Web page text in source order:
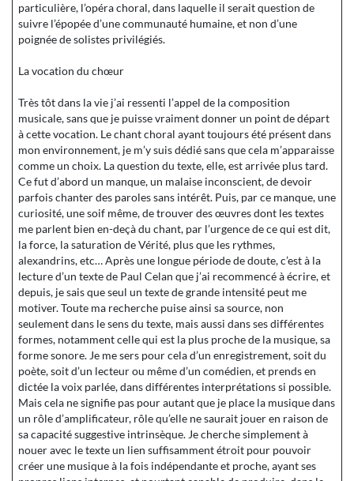
particulière, l’opéra choral, dans laquelle il serait question de
suivre l’épopée d’une communauté humaine, et non d’une
poignée de solistes privilégiés.
La vocation du chœur
Très tôt dans la vie j’ai ressenti l’appel de la composition
musicale, sans que je puisse vraiment donner un point de départ
à cette vocation. Le chant choral ayant toujours été présent dans
mon environnement, je m’y suis dédié sans que cela m’apparaisse
comme un choix. La question du texte, elle, est arrivée plus tard.
Ce fut d’abord un manque, un malaise inconscient, de devoir
parfois chanter des paroles sans intérêt. Puis, par ce manque, une
curiosité, une soif même, de trouver des œuvres dont les textes
me parlent bien en-deçà du chant, par l’urgence de ce qui est dit,
la force, la saturation de Vérité, plus que les rythmes,
alexandrins, etc… Après une longue période de doute, c’est à la
lecture d’un texte de Paul Celan que j’ai recommencé à écrire, et
depuis, je sais que seul un texte de grande intensité peut me
motiver. Toute ma recherche puise ainsi sa source, non
seulement dans le sens du texte, mais aussi dans ses différentes
formes, notamment celle qui est la plus proche de la musique, sa
forme sonore. Je me sers pour cela d’un enregistrement, soit du
poète, soit d’un lecteur ou même d’un comédien, et prends en
dictée la voix parlée, dans différentes interprétations si possible.
Mais cela ne signifie pas pour autant que je place la musique dans
un rôle d’amplificateur, rôle qu’elle ne saurait jouer en raison de
sa capacité suggestive intrinsèque. Je cherche simplement à
nouer avec le texte un lien suffisamment étroit pour pouvoir
créer une musique à la fois indépendante et proche, ayant ses